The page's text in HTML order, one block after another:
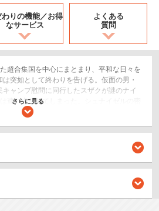
わりの機能／お得
なサービス
よくある
質問
超合集国を中心にまとまり、平和な日々を
突如として終わりを告げる。仮面の男・
ャンプ慰問に同行したスザクが謎のナイ
連れ去られてしまった。シュナイゼルの密
スタン王国に潜入したカレン、ロイド、咲
C.C.が居た。かつて神聖ブリタニア帝国の
王国を舞台に、人々が描く願いは、希望か
ことを知るジルクスタン王宮の面々と、C.
さらに見る